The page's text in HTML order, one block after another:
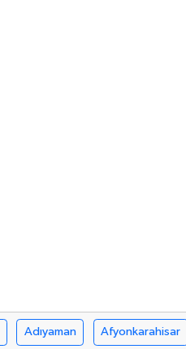
Adıyaman Afyonkarahisar